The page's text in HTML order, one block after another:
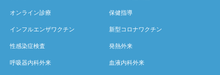
オンライン診療 保健指導
インフルエンザワクチン 新型コロナワクチン
性感染症検査 発熱外来
呼吸器内科外来 血液内科外来